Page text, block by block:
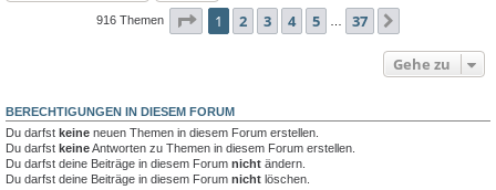
916 Themen Seite 1von 37
1 2 3 4 5 37
Gehe zu
BERECHTIGUNGEN IN DIESEM FORUM
Du darfst keine neuen Themen in diesem Forum erstellen.
Du darfst keineAntworten zu Themen in diesem Forum erstellen.
Du darfst deine Beiträge in diesem Forum nicht ändern.
Du darfst deine Beiträge in diesem Forum nicht löschen.